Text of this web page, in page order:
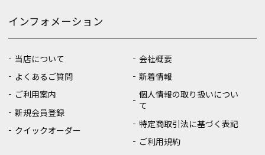
インフォメーション
当店について
よくあるご質問
ご利用案内
新規会員登録
クイックオーダー
会社概要
新着情報
個人情報の取り扱いについ
て
特定商取引法に基づく表記
ご利用規約